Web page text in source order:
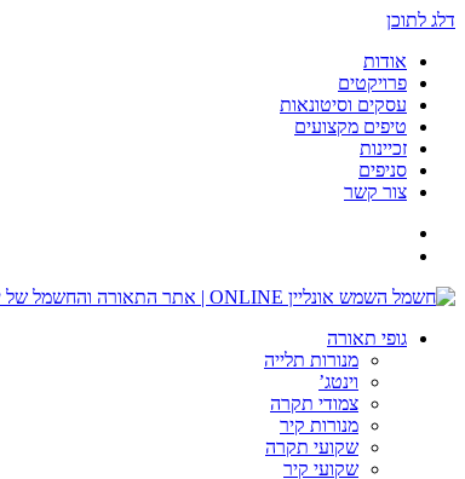
דלג לתוכן
אודות
פרויקטים
עסקים וסיטונאות
טיפים מקצועים
זכיינות
סניפים
צור קשר
גופי תאורה
מנורות תלייה
וינטג’
צמודי תקרה
מנורות קיר
שקועי תקרה
שקועי קיר